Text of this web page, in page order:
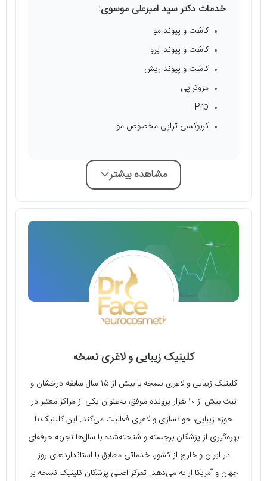
خدمات دکتر سید امیرعلی موسوی:
کاشت و پیوند مو
کاشت و پیوند ابرو
کاشت و پیوند ریش
مزوتراپی
Prp
کربوکسی تراپی مخصوص مو
مشاهده بیشتر
کلینیک‌ زیبایی و لاغری نسخه
کلینیک زیبایی و لاغری نسخه با بیش از ۱۵ سال سابقه درخشان و
ثبت بیش از ۱۰ هزار پرونده موفق، به‌عنوان یکی از مراکز معتبر در
حوزه زیبایی، جوانسازی و لاغری فعالیت می‌کند. این کلینیک با
بهره‌گیری از پزشکان برجسته و شناخته‌شده با سال‌ها تجربه حرفه‌ای
در ایران و خارج از کشور، خدماتی مطابق با استانداردهای روز
جهان و آمریکا ارائه می‌دهد. تمرکز اصلی پزشکان کلینیک نسخه بر